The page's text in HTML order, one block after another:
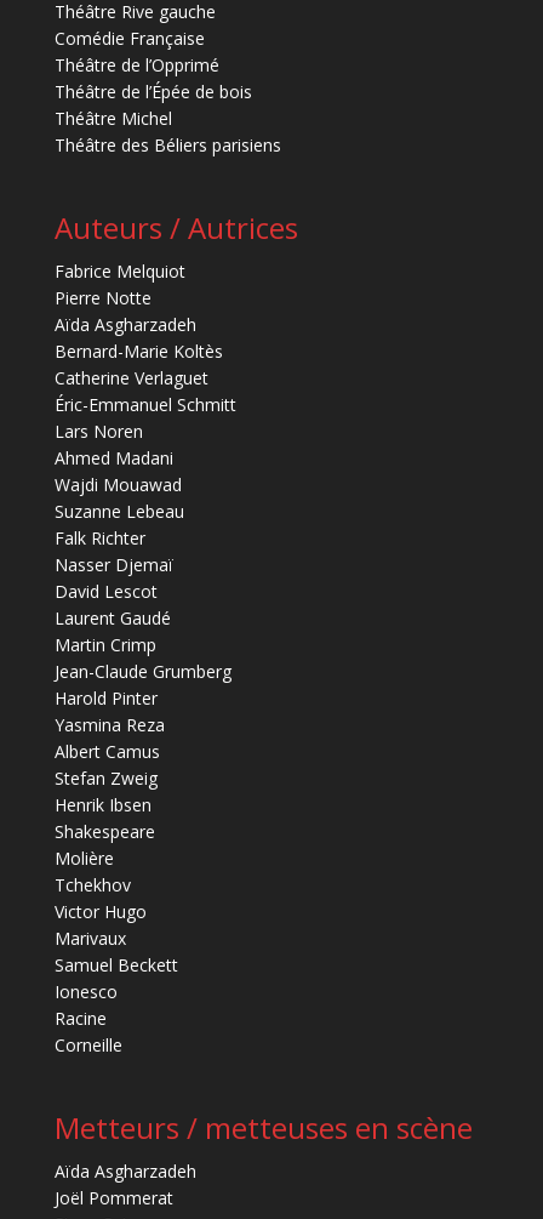
Théâtre Rive gauche
Comédie Française
Théâtre de l’Opprimé
Théâtre de l’Épée de bois
Théâtre Michel
Théâtre des Béliers parisiens
Auteurs / Autrices
Fabrice Melquiot
Pierre Notte
Aïda Asgharzadeh
Bernard-Marie Koltès
Catherine Verlaguet
Éric-Emmanuel Schmitt
Lars Noren
Ahmed Madani
Wajdi Mouawad
Suzanne Lebeau
Falk Richter
Nasser Djemaï
David Lescot
Laurent Gaudé
Martin Crimp
Jean-Claude Grumberg
Harold Pinter
Yasmina Reza
Albert Camus
Stefan Zweig
Henrik Ibsen
Shakespeare
Molière
Tchekhov
Victor Hugo
Marivaux
Samuel Beckett
Ionesco
Racine
Corneille
Metteurs / metteuses en scène
Aïda Asgharzadeh
Joël Pommerat